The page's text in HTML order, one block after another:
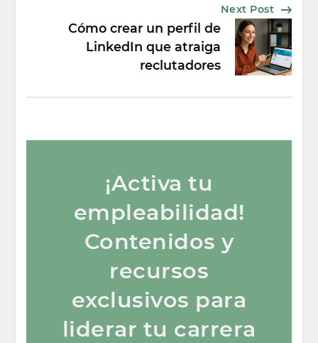
Next Post
Cómo crear un perfil de
LinkedIn que atraiga
reclutadores
¡Activa tu
empleabilidad!
Contenidos y
recursos
exclusivos para
liderar tu carrera